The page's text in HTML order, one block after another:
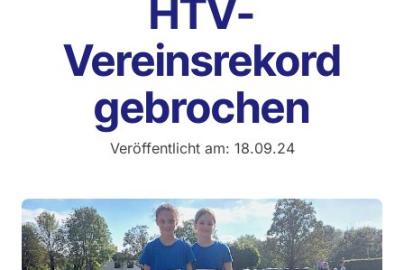
HTV-
Vereinsrekord
gebrochen
Veröffentlicht am: 18.09.24